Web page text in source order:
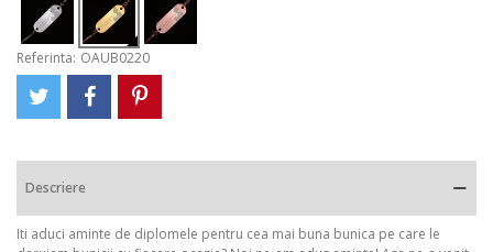
Referinta: OAUB0220
Descriere
Iti aduci aminte de diplomele pentru cea mai buna bunica pe care le